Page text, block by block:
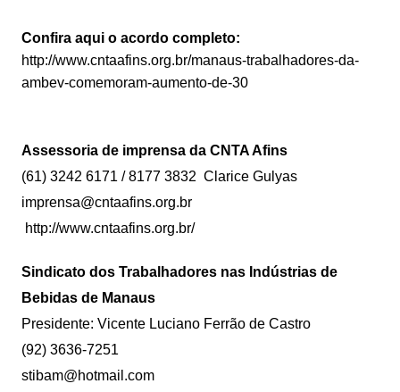
Confira aqui o acordo completo:
http://www.cntaafins.org.br/manaus-trabalhadores-da-
ambev-comemoram-aumento-de-30
Assessoria de imprensa da CNTA Afins
(61) 3242 6171 / 8177 3832 Clarice Gulyas
imprensa@cntaafins.org.br
http://www.cntaafins.org.br/
Sindicato dos Trabalhadores nas Indústrias de
Bebidas de Manaus
Presidente: Vicente Luciano Ferrão de Castro
(92) 3636-7251
stibam@hotmail.com